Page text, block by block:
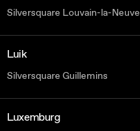
Silversquare Louvain-la-Neuve
Luik
Silversquare Guillemins
Luxemburg